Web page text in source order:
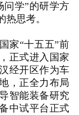
问学”的研学方
思考。
家“十五五”前
正式进入国家
经开区作为车
，正全力布局
智能装备研究
中试平台正式